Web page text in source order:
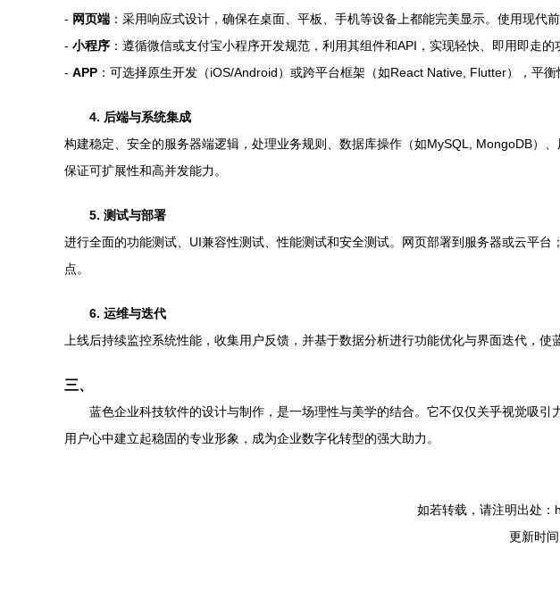
- 网页端 ：采用响应式设计，确保在桌面、平板、手机等设备上都能完美显示。使用现代
- 小程序 ：遵循微信或支付宝小程序开发规范，利用其组件和API，实现轻快、即用即走的
- APP ：可选择原生开发（iOS/Android）或跨平台框架（如React Native, Flutter），平
4. 后端与系统集成
构建稳定、安全的服务器端逻辑，处理业务规则、数据库操作（如MySQL, MongoDB）
保证可扩展性和高并发能力。
5. 测试与部署
进行全面的功能测试、UI兼容性测试、性能测试和安全测试。网页部署到服务器或云平
点。
6. 运维与迭代
上线后持续监控系统性能，收集用户反馈，并基于数据分析进行功能优化与界面迭代，使
三、
蓝色企业科技软件的设计与制作，是一场理性与美学的结合。它不仅仅关乎视觉吸
用户心中建立起稳固的专业形象，成为企业数字化转型的强大助力。
如若转载，请注明出处
更新时